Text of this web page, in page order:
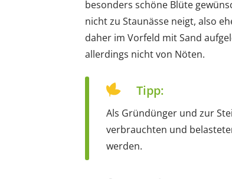
besonders schöne Blüte
nicht zu Staunässe neigt, also
daher im Vorfeld mit Sand
allerdings nicht von Nöten.
Tipp:
Als Gründünger und zur
verbrauchten und
werden.